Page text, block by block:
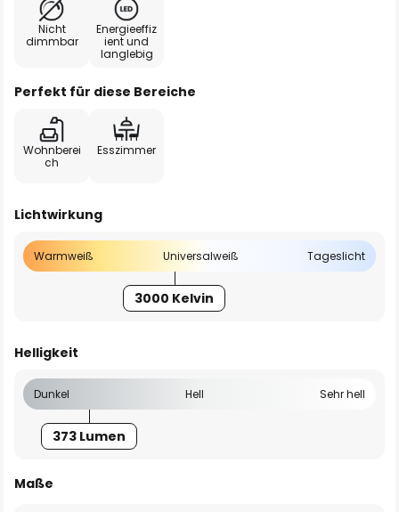
Nicht
dimmbar
Energieeffiz
ient und
langlebig
Perfekt für diese Bereiche
Wohnberei
ch
Esszimmer
Lichtwirkung
Warmweiß Universalweiß Tageslicht
3000 Kelvin
Helligkeit
Dunkel Hell Sehr hell
373 Lumen
Maße